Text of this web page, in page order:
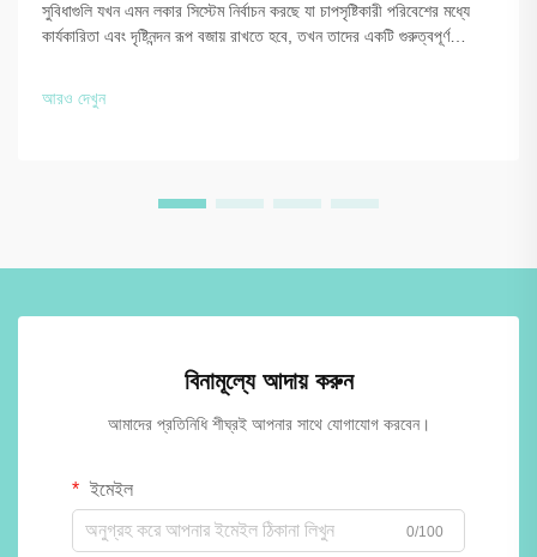
সুবিধাগুলি যখন এমন লকার সিস্টেম নির্বাচন করছে যা চাপসৃষ্টিকারী পরিবেশের মধ্যে
কার্যকারিতা এবং দৃষ্টিনন্দন রূপ বজায় রাখতে হবে, তখন তাদের একটি গুরুত্বপূর্ণ
আরও দেখুন
বিনামূল্যে আদায় করুন
আমাদের প্রতিনিধি শীঘ্রই আপনার সাথে যোগাযোগ করবেন।
ইমেইল
0/100